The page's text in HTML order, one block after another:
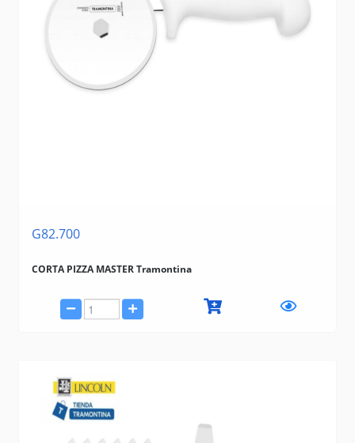
G82.700
CORTA PIZZA MASTER Tramontina